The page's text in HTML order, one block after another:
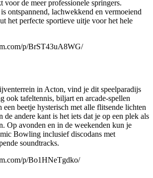
voor de meer professionele springers.
ontspannend, lachwekkend en vermoeiend
het perfecte sportieve uitje voor het hele
p/BrST43uA8WG/
in Acton, vind je dit speelparadijs
ook tafeltennis, biljart en arcade-spellen
een beetje hysterisch met alle flitsende lichten
de andere kant is het iets dat je op een plek als
Op avonden en in de weekenden kun je
Bowling inclusief discodans met
soundtracks.
p/Bo1HNeTgdko/